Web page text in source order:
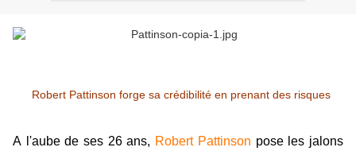
Robert Pattinson forge sa crédibilité en prenant des risques
A l'aube de ses 26 ans, Robert Pattinson pose les jalons